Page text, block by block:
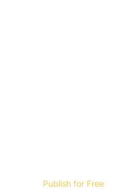
Publish for Free